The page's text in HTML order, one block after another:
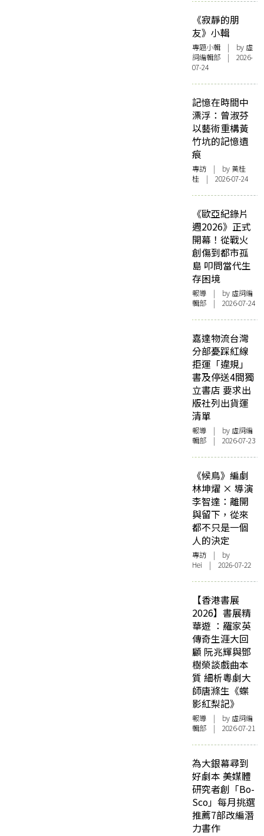
《寂靜的朋
友》小輯
專題小輯 | by 虛
詞編輯部 | 2026-
07-24
記憶在時間中
漂浮：曾淑芬
以藝術重構黃
竹坑的記憶遺
痕
專訪 | by 黃桂
桂 | 2026-07-24
《歐亞紀錄片
週2026》正式
開幕！從戰火
創傷到都市孤
島 叩問當代生
存困境
報導 | by 虛詞編
輯部 | 2026-07-24
嘉達物流台灣
分部憂踩紅線
拒運「違規」
書及停送4間獨
立書店 要求出
版社列出貨運
清單
報導 | by 虛詞編
輯部 | 2026-07-23
《候鳥》編劇
林坤燿 × 導演
李智達：離開
與留下，從來
都不只是一個
人的決定
專訪 | by
Hei | 2026-07-22
【香港書展
2026】書展精
華遊 ：羅家英
傳奇生涯大回
顧 阮兆輝與鄧
樹榮談戲曲本
質 細析粵劇大
師唐滌生《蝶
影紅梨記》
報導 | by 虛詞編
輯部 | 2026-07-21
為大銀幕尋到
好劇本 美媒體
研究者創「Bo-
Sco」每月挑選
推薦7部改編潛
力書作